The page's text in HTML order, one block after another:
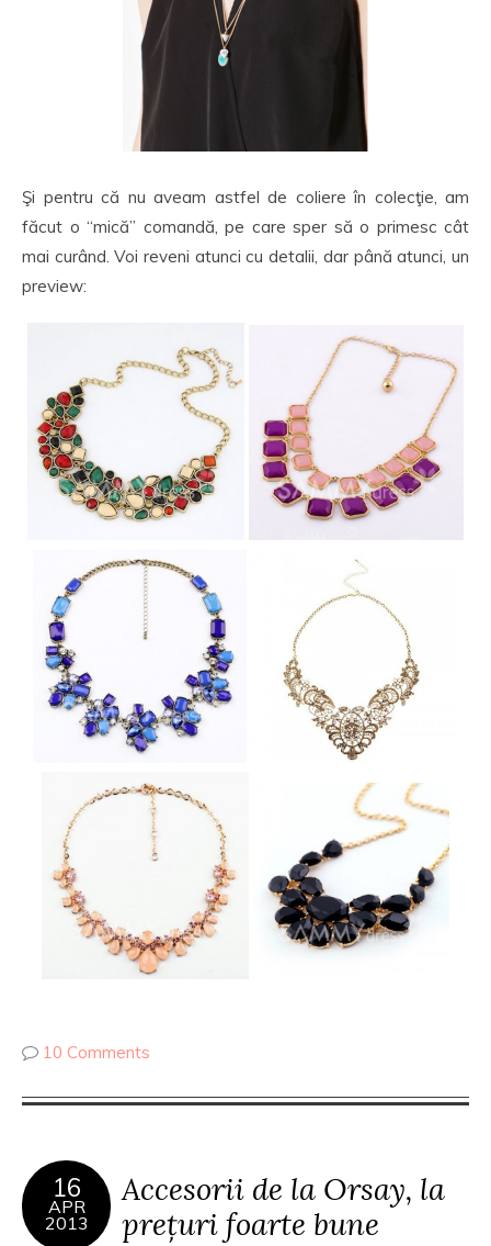
Şi pentru că nu aveam astfel de coliere în colecţie, am
făcut o “mică” comandă, pe care sper să o primesc cât
mai curând. Voi reveni atunci cu detalii, dar până atunci, un
preview:
10 Comments
16
APR
2013
Accesorii de la Orsay, la
prețuri foarte bune